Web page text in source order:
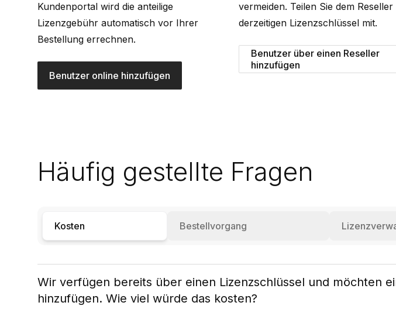
Kundenportal wird die anteilige
Lizenzgebühr automatisch vor Ihrer
Bestellung errechnen.
Benutzer online hinzufügen
vermeiden. Teilen Sie dem
derzeitigen Lizenzschlüssel mit.
Benutzer über einen Reseller
hinzufügen
Häufig gestellte Fragen
Kosten Bestellvorgang
Wir verfügen bereits über einen Lizenzschlüssel und möchten
hinzufügen. Wie viel würde das kosten?